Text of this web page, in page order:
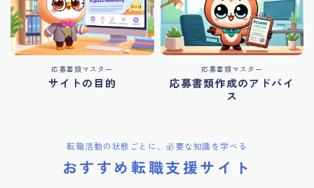
応募書類マスター
サイトの目的
応募書類マスター
応募書類作成のアドバイ
ス
転職活動の状態ごとに、必要な知識を学べる
おすすめ転職支援サイト